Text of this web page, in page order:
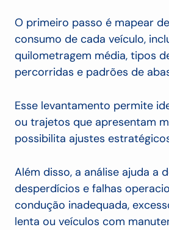
O primeiro passo é mapear
consumo de cada veículo,
quilometragem média, tipos
percorridas e padrões de
Esse levantamento permite
ou trajetos que apresentam
possibilita ajustes
Além disso, a análise ajuda a
desperdícios e falhas
condução inadequada,
lenta ou veículos com